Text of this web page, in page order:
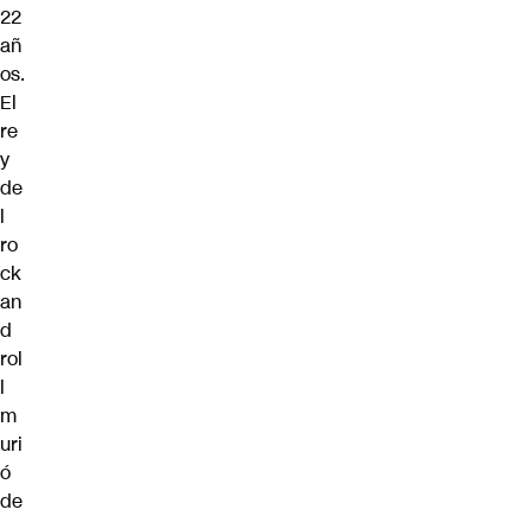
22
añ
os.
El
re
y
de
l
ro
ck
an
d
rol
l
m
uri
ó
de